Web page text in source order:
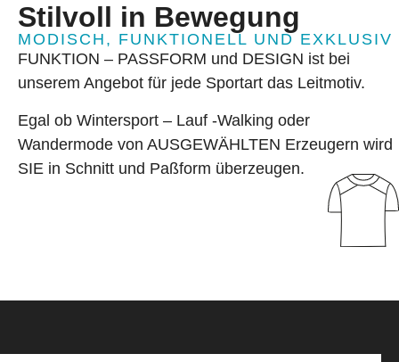
Stilvoll in Bewegung
MODISCH, FUNKTIONELL UND EXKLUSIV
FUNKTION – PASSFORM und DESIGN ist bei
unserem Angebot für jede Sportart das Leitmotiv.
Egal ob Wintersport – Lauf -Walking oder
Wandermode von AUSGEWÄHLTEN Erzeugern wird
SIE in Schnitt und Paßform überzeugen.